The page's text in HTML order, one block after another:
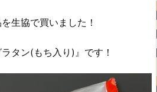
生協で買いました！
タン(もち入り)』です！